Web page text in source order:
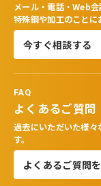
メール・電話・Web会
特殊鋼や加工のことに
今すぐ相談する
FAQ
よくあるご質問
過去にいただいた様
す。
よくあるご質問